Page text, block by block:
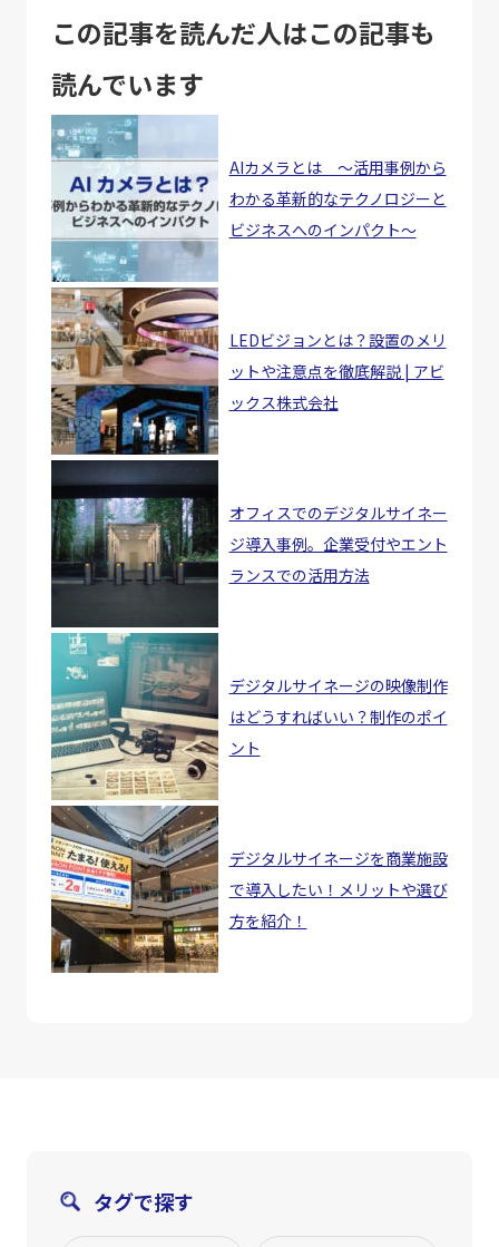
この記事を読んだ人はこの記事も
読んでいます
AIカメラとは ～活用事例から
わかる革新的なテクノロジーと
ビジネスへのインパクト～
LEDビジョンとは？設置のメリ
ットや注意点を徹底解説 | アビ
ックス株式会社
オフィスでのデジタルサイネー
ジ導入事例。企業受付やエント
ランスでの活用方法
デジタルサイネージの映像制作
はどうすればいい？制作のポイ
ント
デジタルサイネージを商業施設
で導入したい！メリットや選び
方を紹介！
タグで探す